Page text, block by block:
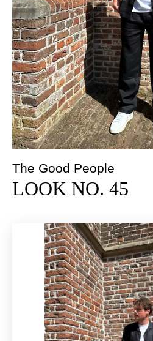
The Good People
LOOK NO. 45